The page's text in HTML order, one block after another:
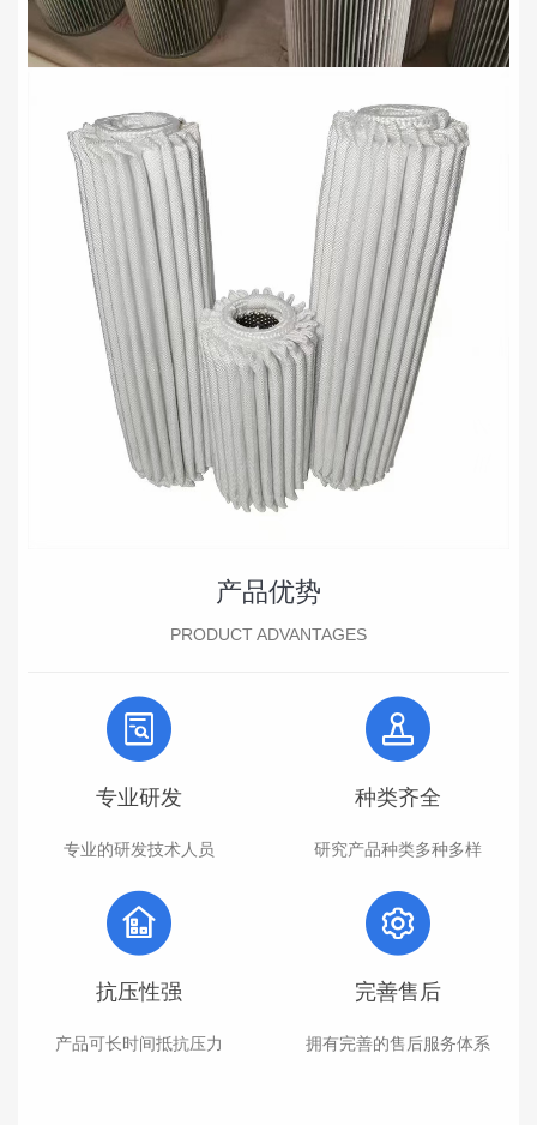
产品优势
PRODUCT ADVANTAGES
专业研发
专业的研发技术人员
种类齐全
研究产品种类多种多样
抗压性强
产品可长时间抵抗压力
完善售后
拥有完善的售后服务体系